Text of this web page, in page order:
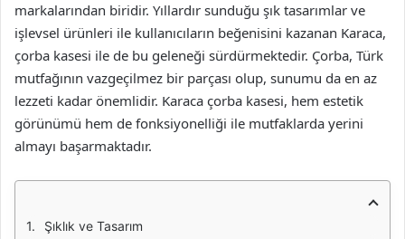
markalarından biridir. Yıllardır sunduğu şık tasarımlar ve
işlevsel ürünleri ile kullanıcıların beğenisini kazanan Karaca,
çorba kasesi ile de bu geleneği sürdürmektedir. Çorba, Türk
mutfağının vazgeçilmez bir parçası olup, sunumu da en az
lezzeti kadar önemlidir. Karaca çorba kasesi, hem estetik
görünümü hem de fonksiyonelliği ile mutfaklarda yerini
almayı başarmaktadır.
Şıklık ve Tasarım